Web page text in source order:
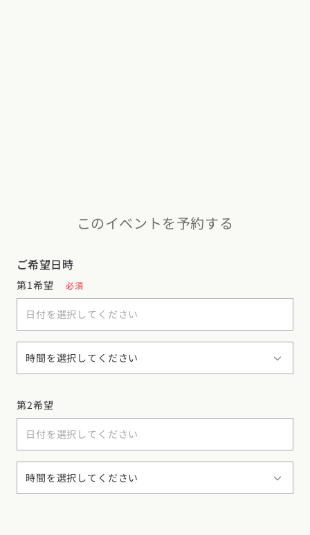
このイベントを予約する
ご希望日時
第1希望 必須
第2希望